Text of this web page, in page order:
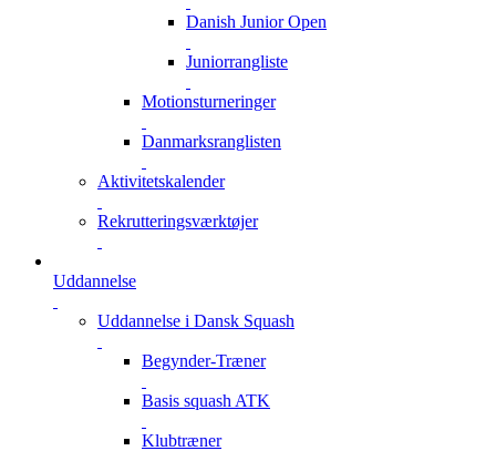
Danish Junior Open
Juniorrangliste
Motionsturneringer
Danmarksranglisten
Aktivitetskalender
Rekrutteringsværktøjer
Uddannelse
Uddannelse i Dansk Squash
Begynder-Træner
Basis squash ATK
Klubtræner